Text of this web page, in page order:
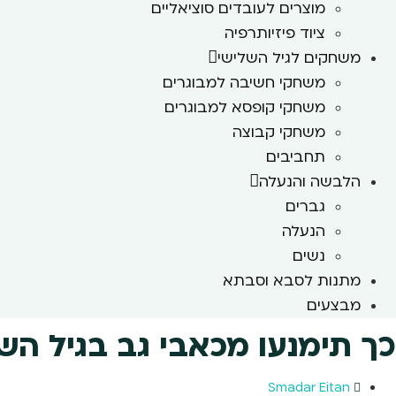
מוצרים לעובדים סוציאליים
ציוד פיזיותרפיה
משחקים לגיל השלישי
משחקי חשיבה למבוגרים
משחקי קופסא למבוגרים
משחקי קבוצה
תחביבים
הלבשה והנעלה
גברים
הנעלה
נשים
מתנות לסבא וסבתא
מבצעים
כך תימנעו מכאבי גב בגיל
Smadar Eitan